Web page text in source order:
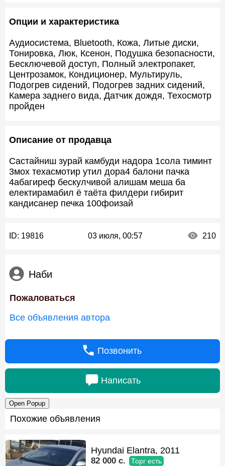
Опции и характеристика
Аудиосистема, Bluetooth, Кожа, Литые диски,
Тонировка, Люк, Ксенон, Подушка безопасности,
Бесключевой доступ, Полный электропакет,
Центрозамок, Кондиционер, Мультируль,
Подогрев сидений, Подогрев задних сидений,
Камера заднего вида, Датчик дождя, Техосмотр
пройден
Описание от продавца
Састайниш зурай камбуди надора 1сола тиминт
3мох техасмотир утил дора4 балони пачка
4абагиреф бескулчивой алишам меша ба
електирамабил ё таёта филдери гибирит
кандисанер печка 100фоизай
ID: 19816 03 июля, 00:57 210
Наби
Пожаловаться
Все объявления автора
Позвонить
Написать
Open Popup
Похожие объявления
Hyundai Elantra, 2011
82 000 c. Торг есть